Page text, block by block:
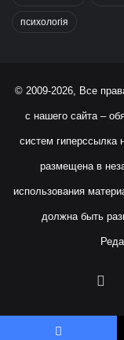
психологія
© 2009-2026, Все
с нашего сайта –
систем гиперссылка
размещена в
использования
должна быть